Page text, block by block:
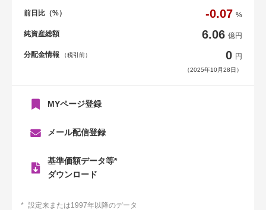
前日比（%） -0.07 %
純資産総額 6.06 億円
分配金情報 （税引前） 0 円
（2025年10月28日）
MYページ登録
メール配信登録
基準価額データ等*
ダウンロード
設定来または1997年以降のデータ